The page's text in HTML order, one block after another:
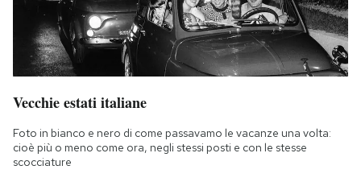
Vecchie estati italiane
Foto in bianco e nero di come passavamo le vacanze una volta:
cioè più o meno come ora, negli stessi posti e con le stesse
scocciature